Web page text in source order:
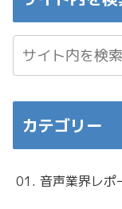
カテゴリー
01. 音声業界レポ